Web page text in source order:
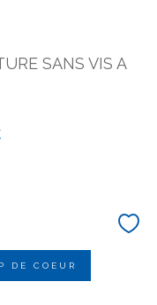
SANS VIS A
DE COEUR